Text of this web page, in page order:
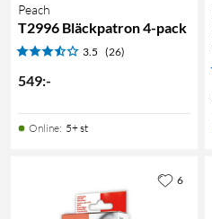
Peach
T2996 Bläckpatron 4-pack
3.5 (26)
549:-
Online: 5+ st
6